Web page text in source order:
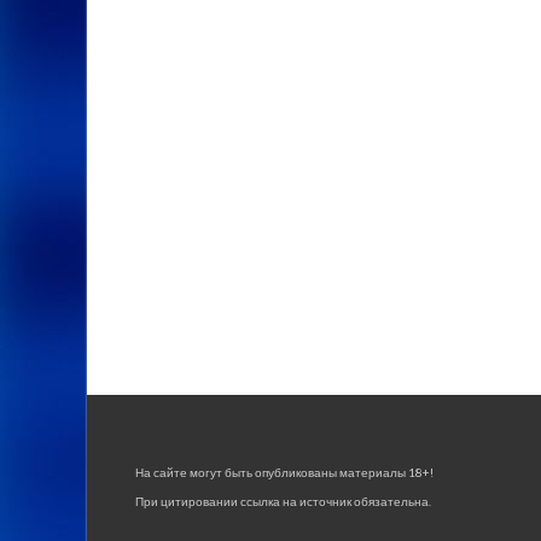
На сайте могут быть опубликованы материалы 18+!
При цитировании ссылка на источник обязательна.